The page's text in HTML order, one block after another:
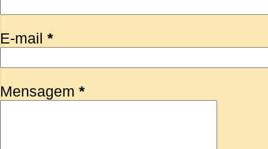
E-mail *
Mensagem *